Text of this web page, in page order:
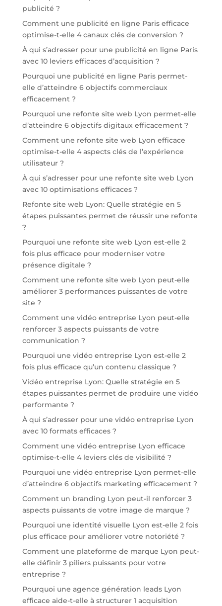
publicité ?
Comment une publicité en ligne Paris efficace
optimise-t-elle 4 canaux clés de conversion ?
À qui s’adresser pour une publicité en ligne Paris
avec 10 leviers efficaces d’acquisition ?
Pourquoi une publicité en ligne Paris permet-
elle d’atteindre 6 objectifs commerciaux
efficacement ?
Pourquoi une refonte site web Lyon permet-elle
d’atteindre 6 objectifs digitaux efficacement ?
Comment une refonte site web Lyon efficace
optimise-t-elle 4 aspects clés de l’expérience
utilisateur ?
À qui s’adresser pour une refonte site web Lyon
avec 10 optimisations efficaces ?
Refonte site web Lyon: Quelle stratégie en 5
étapes puissantes permet de réussir une refonte
?
Pourquoi une refonte site web Lyon est-elle 2
fois plus efficace pour moderniser votre
présence digitale ?
Comment une refonte site web Lyon peut-elle
améliorer 3 performances puissantes de votre
site ?
Comment une vidéo entreprise Lyon peut-elle
renforcer 3 aspects puissants de votre
communication ?
Pourquoi une vidéo entreprise Lyon est-elle 2
fois plus efficace qu’un contenu classique ?
Vidéo entreprise Lyon: Quelle stratégie en 5
étapes puissantes permet de produire une vidéo
performante ?
À qui s’adresser pour une vidéo entreprise Lyon
avec 10 formats efficaces ?
Comment une vidéo entreprise Lyon efficace
optimise-t-elle 4 leviers clés de visibilité ?
Pourquoi une vidéo entreprise Lyon permet-elle
d’atteindre 6 objectifs marketing efficacement ?
Comment un branding Lyon peut-il renforcer 3
aspects puissants de votre image de marque ?
Pourquoi une identité visuelle Lyon est-elle 2 fois
plus efficace pour améliorer votre notoriété ?
Comment une plateforme de marque Lyon peut-
elle définir 3 piliers puissants pour votre
entreprise ?
Pourquoi une agence génération leads Lyon
efficace aide-t-elle à structurer 1 acquisition